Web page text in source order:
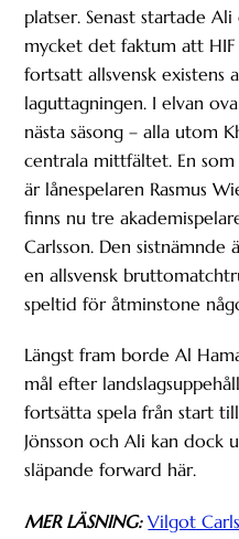
platser. Senast startade
mycket det faktum att
fortsatt allsvensk existens
laguttagningen. I elvan
nästa säsong – alla utom
centrala mittfältet. En
är lånespelaren Rasmus
finns nu tre
Carlsson. Den
en allsvensk
speltid för åtminstone
Längst fram borde Al
mål efter
fortsätta spela från start
Jönsson och Ali kan dock
släpande forward här.
MER LÄSNING: Vilgot